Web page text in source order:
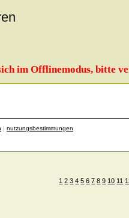
im Offlinemodus, bitte
| nutzungsbestimmungen
1 2 3 4 5 6 7 8 9 10 11